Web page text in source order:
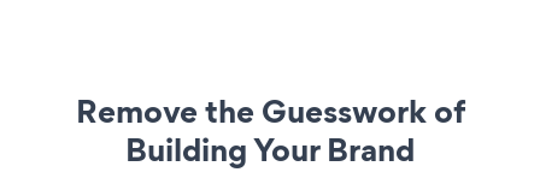
Remove the Guesswork of
Building Your Brand